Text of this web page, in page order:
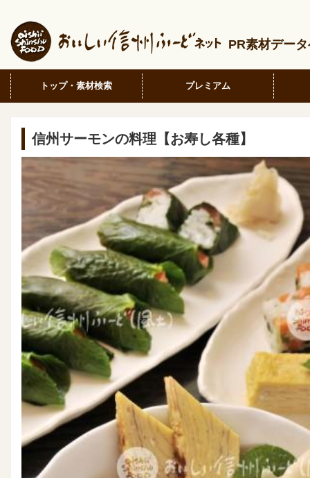
PR素材デー
トップ・素材検索 プレミアム
信州サーモンの料理【お寿し各種】